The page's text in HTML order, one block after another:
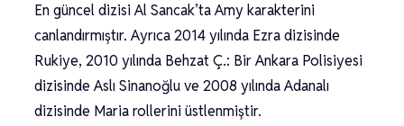
En güncel dizisi Al Sancak’ta Amy karakterini
canlandırmıştır. Ayrıca 2014 yılında Ezra dizisinde
Rukiye, 2010 yılında Behzat Ç.: Bir Ankara Polisiyesi
dizisinde Aslı Sinanoğlu ve 2008 yılında Adanalı
dizisinde Maria rollerini üstlenmiştir.